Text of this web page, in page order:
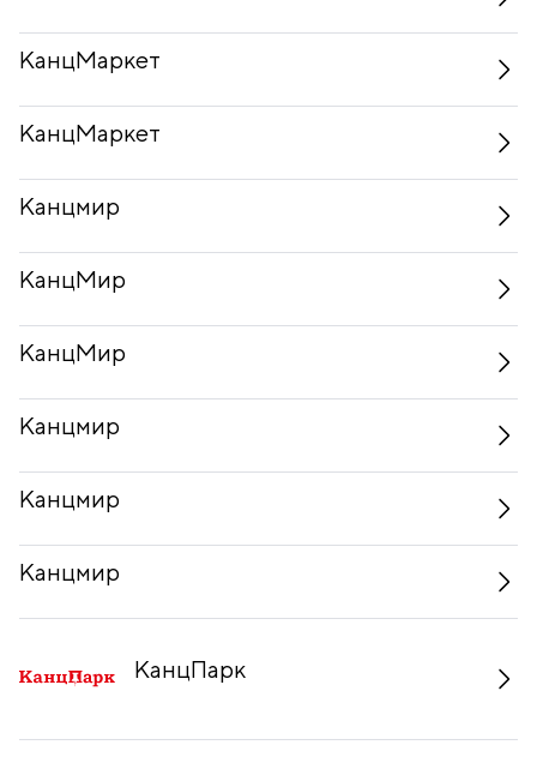
КанцМаркет
КанцМаркет
Канцмир
КанцМир
КанцМир
Канцмир
Канцмир
Канцмир
КанцПарк